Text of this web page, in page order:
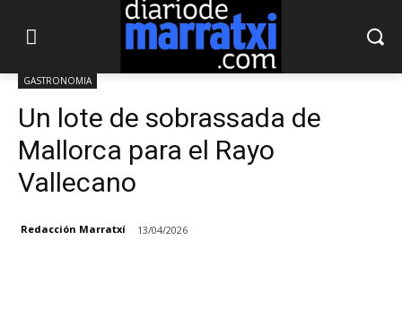
GASTRONOMIA
Un lote de sobrassada de
Mallorca para el Rayo
Vallecano
Redacción Marratxí 13/04/2026